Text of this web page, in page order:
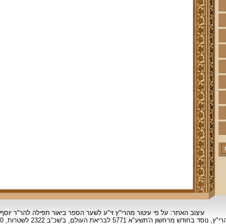
עיצוב האתר: על פי עיטור מהרי"ץ זי"ע לשער הספר ביאור תפילה להר"ר
נוסד בחודש מרחשוןה'תשע"א 5771 לבריאת העולם, ב'שכ"ב 2322 לשטרות, 2010 למניינם.